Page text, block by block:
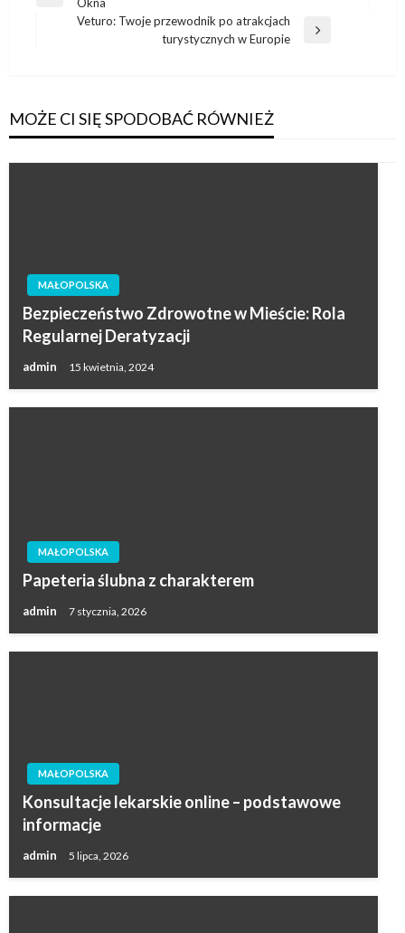
wpisuVeturo: Twoje przewodnik po atrakcjach
turystycznych w Europie
MOŻE CI SIĘ SPODOBAĆ RÓWNIEŻ
MAŁOPOLSKA
Bezpieczeństwo Zdrowotne w Mieście: Rola
Regularnej Deratyzacji
admin 15 kwietnia, 2024
MAŁOPOLSKA
Papeteria ślubna z charakterem
admin 7 stycznia, 2026
MAŁOPOLSKA
Konsultacje lekarskie online – podstawowe
informacje
admin 5 lipca, 2026